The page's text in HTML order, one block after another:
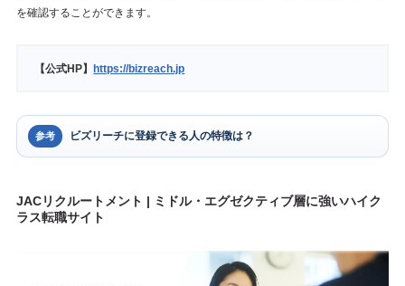
を確認することができます。
【公式HP】https://bizreach.jp
参考 ビズリーチに登録できる人の特徴は？
JACリクルートメント | ミドル・エグゼクティブ層に強いハイク
ラス転職サイト